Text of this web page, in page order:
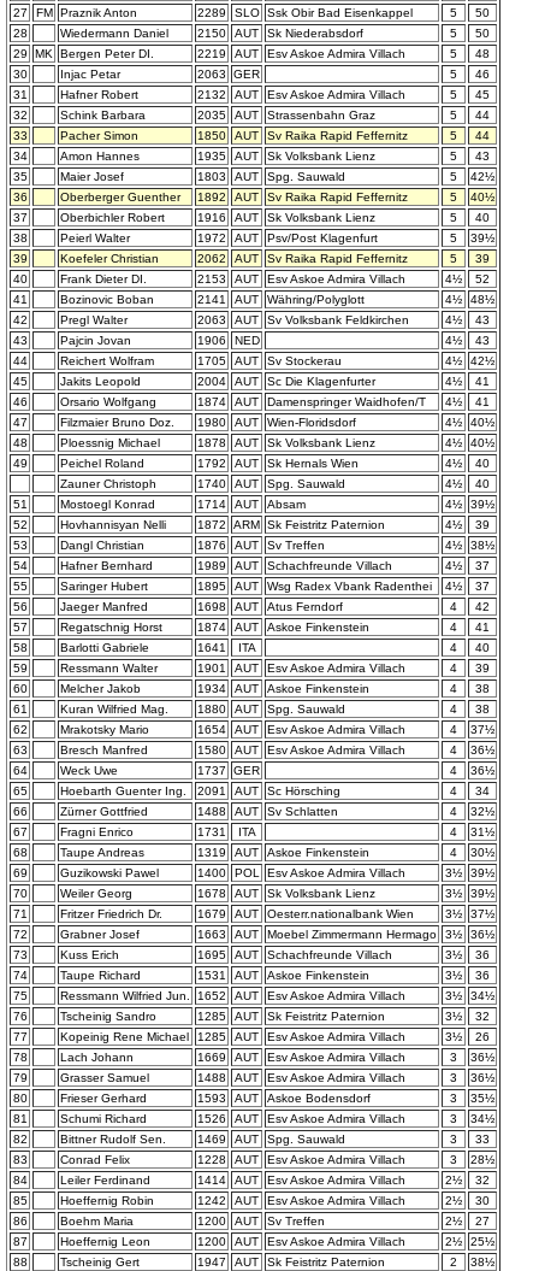
27
FM Praznik Anton 2289 SLO Ssk Obir Bad Eisenkappel 5
50
28
Wiedermann Daniel 2150 AUT Sk Niederabsdorf 5
50
29
MK Bergen Peter DI. 2219 AUT Esv Askoe Admira Villach 5
48
30
Injac Petar 2063 GER 5
46
31
Hafner Robert 2132 AUT Esv Askoe Admira Villach 5
45
32
Schink Barbara 2035 AUT Strassenbahn Graz 5
44
33
Pacher Simon 1850 AUT Sv Raika Rapid Feffernitz 5
44
34
Amon Hannes 1935 AUT Sk Volksbank Lienz 5
43
35
Maier Josef 1803 AUT Spg. Sauwald 5
42½
36
Oberberger Guenther 1892 AUT Sv Raika Rapid Feffernitz 5
40½
37
Oberbichler Robert 1916 AUT Sk Volksbank Lienz 5
40
38
Peierl Walter 1972 AUT Psv/Post Klagenfurt 5
39½
39
Koefeler Christian 2062 AUT Sv Raika Rapid Feffernitz 5
39
40
Frank Dieter DI. 2153 AUT Esv Askoe Admira Villach 4½
52
41
Bozinovic Boban 2141 AUT Währing/Polyglott 4½
48½
42
Pregl Walter 2063 AUT Sv Volksbank Feldkirchen 4½
43
43
Pajcin Jovan 1906 NED 4½
43
44
Reichert Wolfram 1705 AUT Sv Stockerau 4½
42½
45
Jakits Leopold 2004 AUT Sc Die Klagenfurter 4½
41
46
Orsario Wolfgang 1874 AUT Damenspringer Waidhofen/T 4½
41
47
Filzmaier Bruno Doz. 1980 AUT Wien-Floridsdorf 4½
40½
48
Ploessnig Michael 1878 AUT Sk Volksbank Lienz 4½
40½
49
Peichel Roland 1792 AUT Sk Hernals Wien 4½
40
Zauner Christoph
1740 AUT Spg. Sauwald 4½
40
51
Mostoegl Konrad 1714 AUT Absam 4½
39½
52
Hovhannisyan Nelli 1872 ARM Sk Feistritz Paternion 4½
39
53
Dangl Christian 1876 AUT Sv Treffen 4½
38½
54
Hafner Bernhard 1989 AUT Schachfreunde Villach 4½
37
55
Saringer Hubert 1895 AUT Wsg Radex Vbank Radenthei 4½
37
56
Jaeger Manfred 1698 AUT Atus Ferndorf 4
42
57
Regatschnig Horst 1874 AUT Askoe Finkenstein 4
41
58
Barlotti Gabriele 1641 ITA 4
40
59
Ressmann Walter 1901 AUT Esv Askoe Admira Villach 4
39
60
Melcher Jakob 1934 AUT Askoe Finkenstein 4
38
61
Kuran Wilfried Mag. 1880 AUT Spg. Sauwald 4
38
62
Mrakotsky Mario 1654 AUT Esv Askoe Admira Villach 4
37½
63
Bresch Manfred 1580 AUT Esv Askoe Admira Villach 4
36½
64
Weck Uwe 1737 GER 4
36½
65
Hoebarth Guenter Ing. 2091 AUT Sc Hörsching 4
34
66
Zürner Gottfried 1488 AUT Sv Schlatten 4
32½
67
Fragni Enrico 1731 ITA 4
31½
68
Taupe Andreas 1319 AUT Askoe Finkenstein 4
30½
69
Guzikowski Pawel 1400 POL Esv Askoe Admira Villach 3½
39½
70
Weiler Georg 1678 AUT Sk Volksbank Lienz 3½
39½
71
Fritzer Friedrich Dr. 1679 AUT Oesterr.nationalbank Wien 3½
37½
72
Grabner Josef 1663 AUT Moebel Zimmermann Hermago 3½
36½
73
Kuss Erich 1695 AUT Schachfreunde Villach 3½
36
74
Taupe Richard 1531 AUT Askoe Finkenstein 3½
36
75
Ressmann Wilfried Jun. 1652 AUT Esv Askoe Admira Villach 3½
34½
76
Tscheinig Sandro 1285 AUT Sk Feistritz Paternion 3½
32
77
Kopeinig Rene Michael 1285 AUT Esv Askoe Admira Villach 3½
26
78
Lach Johann 1669 AUT Esv Askoe Admira Villach 3
36½
79
Grasser Samuel 1488 AUT Esv Askoe Admira Villach 3
36½
80
Frieser Gerhard 1593 AUT Askoe Bodensdorf 3
35½
81
Schumi Richard 1526 AUT Esv Askoe Admira Villach 3
34½
82
Bittner Rudolf Sen. 1469 AUT Spg. Sauwald 3
33
83
Conrad Felix 1228 AUT Esv Askoe Admira Villach 3
28½
84
Leiler Ferdinand 1414 AUT Esv Askoe Admira Villach 2½
32
85
Hoeffernig Robin 1242 AUT Esv Askoe Admira Villach 2½
30
86
Boehm Maria 1200 AUT Sv Treffen 2½
27
87
Hoeffernig Leon 1200 AUT Esv Askoe Admira Villach 2½
25½
88
Tscheinig Gert 1947 AUT Sk Feistritz Paternion 2 38½